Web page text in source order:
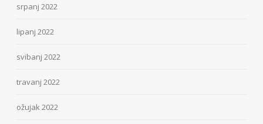
srpanj 2022
lipanj 2022
svibanj 2022
travanj 2022
ožujak 2022